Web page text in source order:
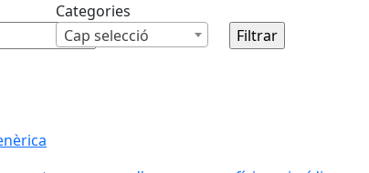
Categories
Cap selecció